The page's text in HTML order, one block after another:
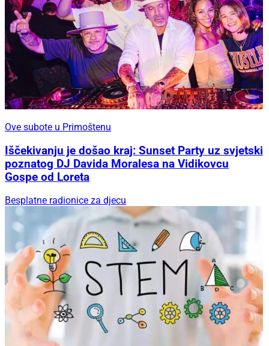
Ove subote u Primoštenu
Iščekivanju je došao kraj: Sunset Party uz svjetski
poznatog DJ Davida Moralesa na Vidikovcu
Gospe od Loreta
Besplatne radionice za djecu